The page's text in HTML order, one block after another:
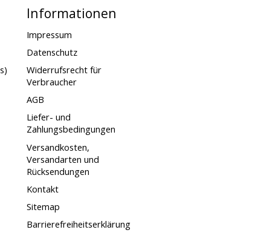
Informationen
Impressum
Datenschutz
Widerrufsrecht für
Verbraucher
AGB
Liefer- und
Zahlungsbedingungen
Versandkosten,
Versandarten und
Rücksendungen
Kontakt
Sitemap
Barrierefreiheitserklärung